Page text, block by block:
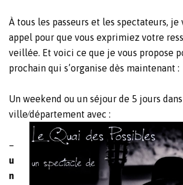
À tous les passeurs et les spectateurs, je
appel pour que vous exprimiez votre
veillée. Et voici ce que je vous propose
prochain qui s’organise dès maintenant :
Un weekend ou un séjour de 5 jours
ville⁄département avec :
–
u
n